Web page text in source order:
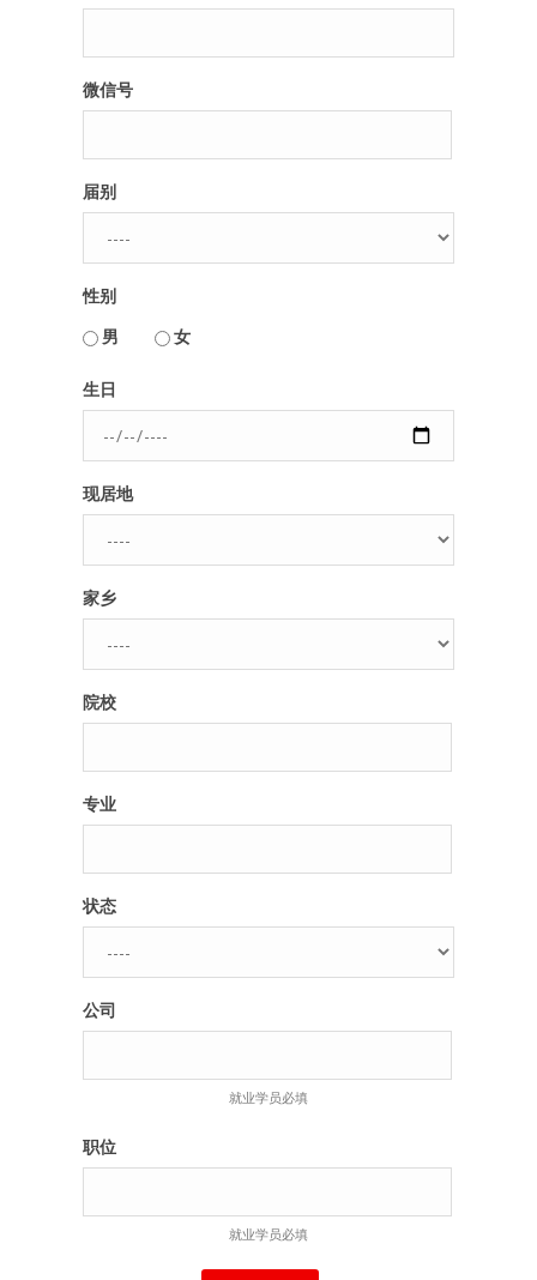
用户名或Email
记住我的登录状态
没帐号？注册一个
辉煌2013
梦工坊圈
人脉圈
信息圈
品牌的力量
微信号
届别
性别
男
女
生日
现居地
家乡
院校
专业
状态
公司
就业学员必填
职位
就业学员必填